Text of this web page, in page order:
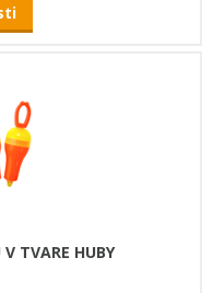
TVARE HUBY